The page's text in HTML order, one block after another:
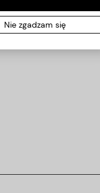
Nie zgadzam się